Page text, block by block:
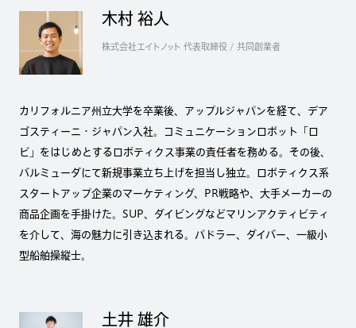
木村 裕人
株式会社エイトノット 代表取締役 / 共同創業者
カリフォルニア州立大学を卒業後、アップルジャパンを経て、デア
ゴスティーニ・ジャパン入社。コミュニケーションロボット「ロ
ビ」をはじめとするロボティクス事業の責任者を務める。その後、
バルミューダにて新規事業立ち上げを担当し独立。ロボティクス系
スタートアップ企業のマーケティング、PR戦略や、大手メーカーの
商品企画を手掛けた。SUP、ダイビングなどマリンアクティビティ
を介して、海の魅力に引き込まれる。パドラー、ダイバー、一級小
型船舶操縦士。
土井 雄介